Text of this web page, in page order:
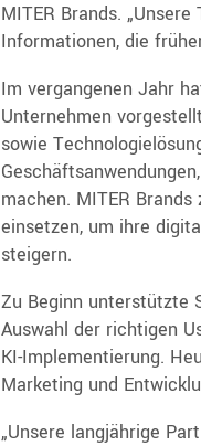
MITER Brands.
Informationen, die
Im vergangenen Jahr
Unternehmen
sowie
machen. MITER
einsetzen, um ihre
steigern.
Zu Beginn unterstützte
Auswahl der richtigen
KI-Implementierung.
Marketing und
„Unsere langjährige